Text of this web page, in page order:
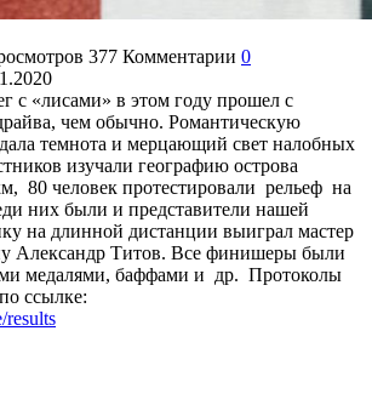
377 Комментарии 0
с «лисами» в этом году прошел с
чем обычно. Романтическую
темнота и мерцающий свет налобных
изучали географию острова
80 человек протестировали рельеф на
них были и представители нашей
на длинной дистанции выиграл мастер
Александр Титов. Все финишеры были
медалями, баффами и др. Протоколы
ссылке:
results